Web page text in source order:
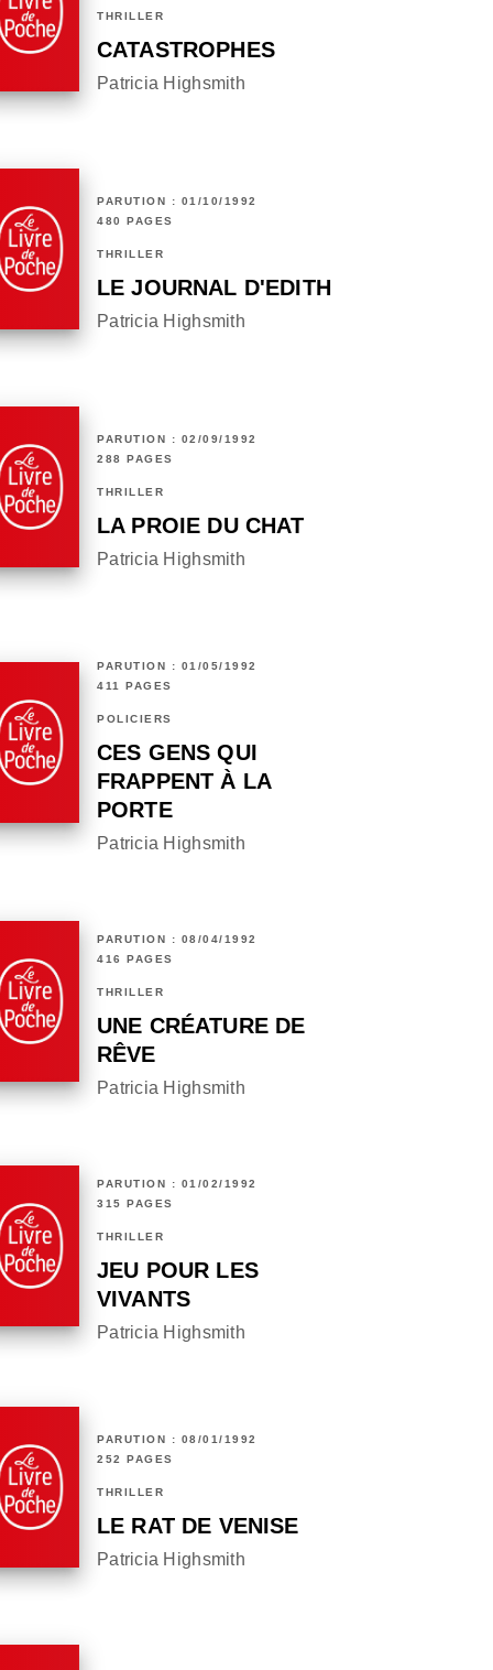
THRILLER
CATASTROPHES
Patricia Highsmith
PARUTION : 01/10/1992
480 PAGES
THRILLER
LE JOURNAL D'EDITH
Patricia Highsmith
PARUTION : 02/09/1992
288 PAGES
THRILLER
LA PROIE DU CHAT
Patricia Highsmith
PARUTION : 01/05/1992
411 PAGES
POLICIERS
CES GENS QUI
FRAPPENT À LA
PORTE
Patricia Highsmith
PARUTION : 08/04/1992
416 PAGES
THRILLER
UNE CRÉATURE DE
RÊVE
Patricia Highsmith
PARUTION : 01/02/1992
315 PAGES
THRILLER
JEU POUR LES
VIVANTS
Patricia Highsmith
PARUTION : 08/01/1992
252 PAGES
THRILLER
LE RAT DE VENISE
Patricia Highsmith